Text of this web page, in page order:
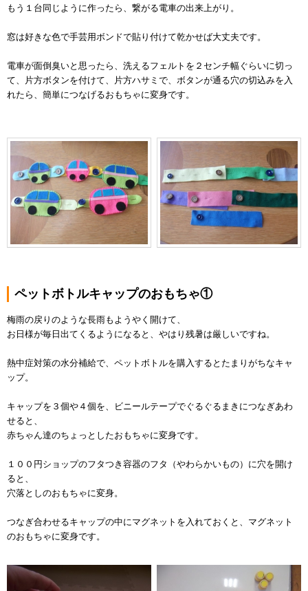
もう１台同じように作ったら、繋がる電車の出来上がり。
窓は好きな色で手芸用ボンドで貼り付けて乾かせば大丈夫です。
電車が面倒臭いと思ったら、洗えるフェルトを２センチ幅ぐらいに切っ
て、片方ボタンを付けて、片方ハサミで、ボタンが通る穴の切込みを入
れたら、簡単につなげるおもちゃに変身です。
ペットボトルキャップのおもちゃ①
梅雨の戻りのような長雨もようやく開けて、
お日様が毎日出てくるようになると、やはり残暑は厳しいですね。
熱中症対策の水分補給で、ペットボトルを購入するとたまりがちなキャ
ップ。
キャップを３個や４個を、ビニールテープでぐるぐるまきにつなぎあわ
せると、
赤ちゃん達のちょっとしたおもちゃに変身です。
１００円ショップのフタつき容器のフタ（やわらかいもの）に穴を開け
ると、
穴落としのおもちゃに変身。
つなぎ合わせるキャップの中にマグネットを入れておくと、マグネット
のおもちゃに変身です。